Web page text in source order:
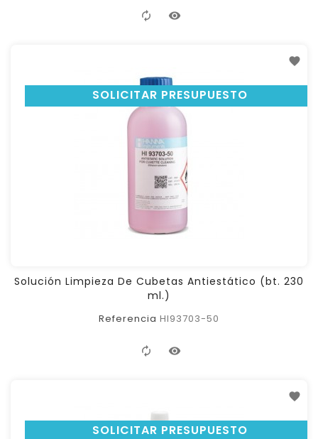
SOLICITAR PRESUPUESTO
Solución Limpieza De Cubetas Antiestático (bt. 230
ml.)
Referencia HI93703-50
SOLICITAR PRESUPUESTO